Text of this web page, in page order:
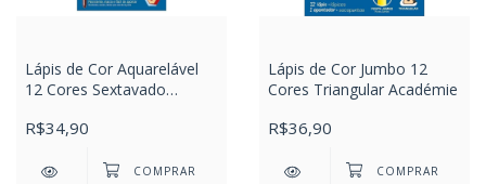
Lápis de Cor Aquarelável
12 Cores Sextavado
R$34,90
Lápis de Cor Jumbo 12
Cores Triangular Académie
R$36,90